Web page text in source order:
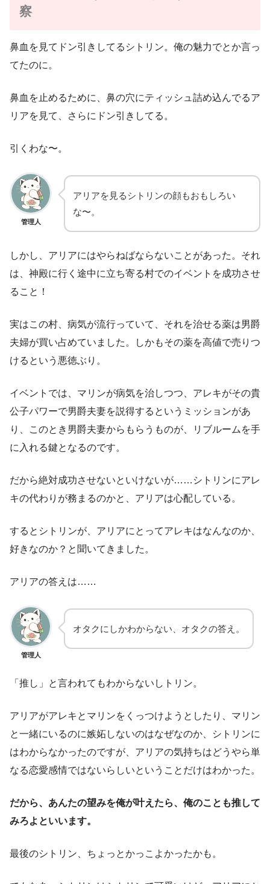
察
鼻血を見てドン引きしてるシトリン。俺の魅力でとか言っ
てたのに。
鼻血を止めるために、鼻の穴にティッシュ詰め込んでるア
リアを見て、さらにドン引きしてる。
引くわな〜。
管理人
アリアを見るシトリンの顔もおもしろい
な〜。
しかし、アリアにはやらねばならないことがあった。それ
は、神殿に行く途中に立ち寄る村でのイベントを成功させ
ること！
実はこの村、病気が流行っていて、それを治せる薬は男爵
夫婦が買い占めていました。しかもその薬を高値で売りつ
けるという悪徳ぶり。
イベントでは、マリンが病気を治しつつ、アレキがその貴
公子パワーで男爵夫妻を説得するというミッションがあ
り、このとき男爵夫妻からもらうものが、リブルームを手
に入れる鍵となるのです。
だから絶対成功させないといけないが……シトリンにアレ
キの代わりが務まるのかと、アリアは心配している。
するとシトリンが、アリアにとってアレキはなんなのか、
好きなのか？と聞いてきました。
アリアの答えは……
管理人
オタクにしかわからない、オタクの答え。
「推し」と言われてもわからないしトリン。
アリアがアレキとマリンをくっつけようとしたり、マリン
と一緒にいるのに嫉妬しないのはなぜなのか、シトリンに
はわからなかったのですが、アリアの気持ちはどうやら単
なる恋愛感情ではないらしいということだけはわかった。
だから、あんたの望みを俺が叶えたら、俺のことも推して
みろよといいます。
最後のシトリン、ちょっとかっこよかったかも。